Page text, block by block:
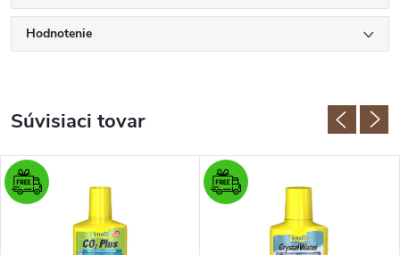
Hodnotenie
Súvisiaci tovar